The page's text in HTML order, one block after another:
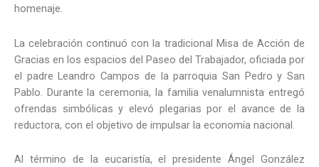
homenaje.
La celebración continuó con la tradicional Misa de Acción de
Gracias en los espacios del Paseo del Trabajador, oficiada por
el padre Leandro Campos de la parroquia San Pedro y San
Pablo. Durante la ceremonia, la familia venalumnista entregó
ofrendas simbólicas y elevó plegarias por el avance de la
reductora, con el objetivo de impulsar la economía nacional.
Al término de la eucaristía, el presidente Ángel González